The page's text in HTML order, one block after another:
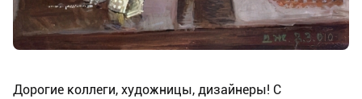
Дорогие коллеги, художницы, дизайнеры! С